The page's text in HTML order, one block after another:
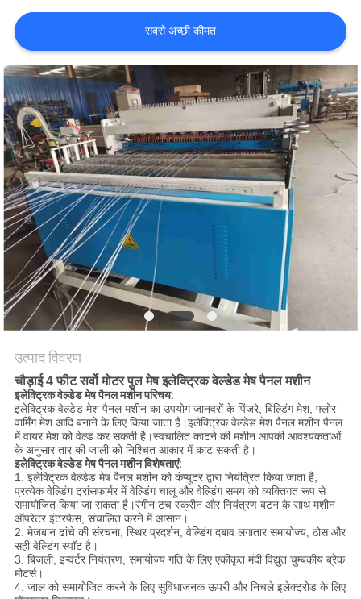
संपर्क
करें
एक
उद्धरण
का
अनुरोध
करें
साइटमैप
PRIVACY
POLICY
सबसे अच्छी कीमत
उत्पाद विवरण
चौड़ाई 4 फीट सर्वो मोटर पुल मेष इलेक्ट्रिक वेल्डेड मेष पैनल मशीन
इलेक्ट्रिक वेल्डेड मेष पैनल मशीन परिचय:
इलेक्ट्रिक वेल्डेड मेश पैनल मशीन का उपयोग जानवरों के पिंजरे, बिल्डिंग मेश, फ्लोर
वार्मिंग मेश आदि बनाने के लिए किया जाता है।इलेक्ट्रिक वेल्डेड मेश पैनल मशीन पैनल
में वायर मेश को वेल्ड कर सकती है।स्वचालित काटने की मशीन आपकी आवश्यकताओं
के अनुसार तार की जाली को निश्चित आकार में काट सकती है।
इलेक्ट्रिक वेल्डेड मेष पैनल मशीन विशेषताएं:
1. इलेक्ट्रिक वेल्डेड मेष पैनल मशीन को कंप्यूटर द्वारा नियंत्रित किया जाता है,
प्रत्येक वेल्डिंग ट्रांसफार्मर में वेल्डिंग चालू और वेल्डिंग समय को व्यक्तिगत रूप से
समायोजित किया जा सकता है।रंगीन टच स्क्रीन और नियंत्रण बटन के साथ मशीन
ऑपरेटर इंटरफ़ेस, संचालित करने में आसान।
2. मेजबान ढांचे की संरचना, स्थिर प्रदर्शन, वेल्डिंग दबाव लगातार समायोज्य, ठोस और
सही वेल्डिंग स्पॉट है।
3. बिजली, इन्वर्टर नियंत्रण, समायोज्य गति के लिए एकीकृत मंदी विद्युत चुम्बकीय ब्रेक
मोटर्स।
4. जाल को समायोजित करने के लिए सुविधाजनक ऊपरी और निचले इलेक्ट्रोड के लिए